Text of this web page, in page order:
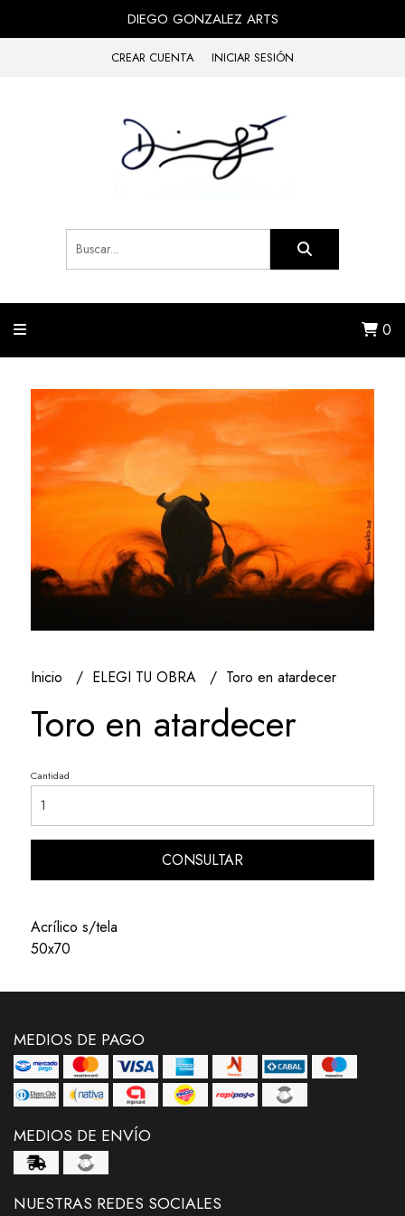
DIEGO GONZALEZ ARTS
CREAR CUENTA INICIAR SESIÓN
0
Inicio ELEGI TU OBRA Toro en atardecer
Toro en atardecer
Cantidad
CONSULTAR
Acrílico s/tela
50x70
MEDIOS DE PAGO
MEDIOS DE ENVÍO
NUESTRAS REDES SOCIALES